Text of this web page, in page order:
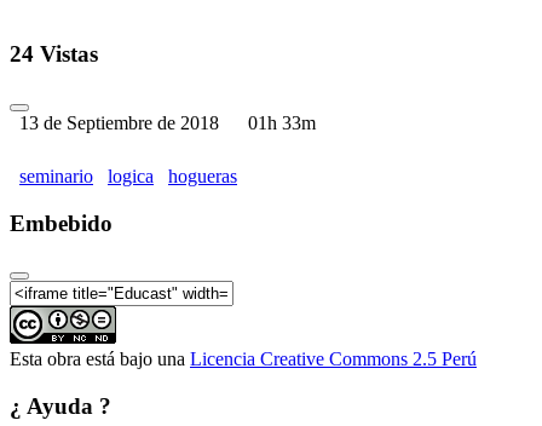
24 Vistas
13 de Septiembre de 2018 01h 33m
seminario logica hogueras
Embebido
Esta obra está bajo una Licencia Creative Commons 2.5 Perú
¿ Ayuda ?